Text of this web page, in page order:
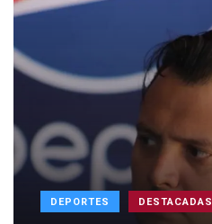
DEPORTES DESTACADAS